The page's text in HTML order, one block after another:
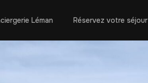
Léman Réservez votre séjour